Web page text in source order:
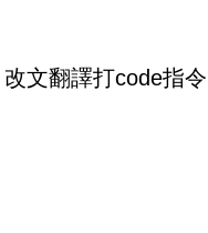
文翻譯打code指令